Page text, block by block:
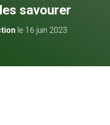
savourer
le 16 juin 2023